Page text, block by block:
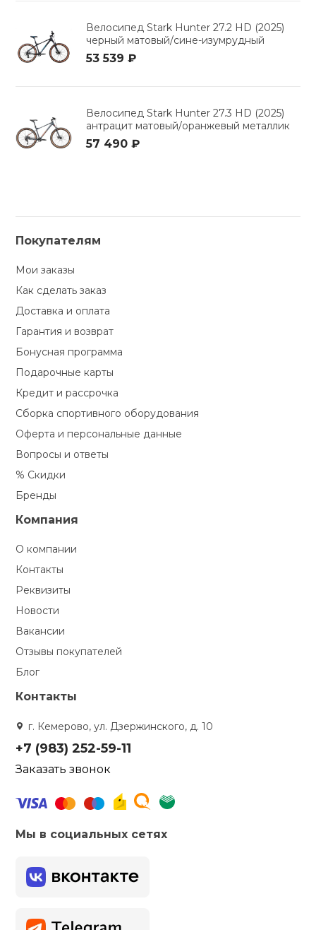
Велосипед Stark Hunter 27.2 HD (2025)
черный матовый/сине-изумрудный
53 539 ₽
Велосипед Stark Hunter 27.3 HD (2025)
антрацит матовый/оранжевый металлик
57 490 ₽
Покупателям
Мои заказы
Как сделать заказ
Доставка и оплата
Гарантия и возврат
Бонусная программа
Подарочные карты
Кредит и рассрочка
Сборка спортивного оборудования
Оферта и персональные данные
Вопросы и ответы
% Скидки
Бренды
Компания
О компании
Контакты
Реквизиты
Новости
Вакансии
Отзывы покупателей
Блог
Контакты
г. Кемерово, ул. Дзержинского, д. 10
+7 (983) 252-59-11
Заказать звонок
Мы в социальных сетях